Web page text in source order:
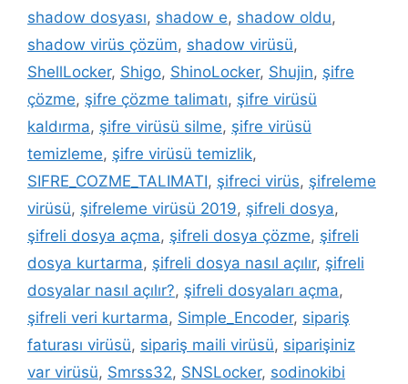
shadow dosyası, shadow e, shadow oldu,
shadow virüs çözüm, shadow virüsü,
ShellLocker, Shigo, ShinoLocker, Shujin, şifre
çözme, şifre çözme talimatı, şifre virüsü
kaldırma, şifre virüsü silme, şifre virüsü
temizleme, şifre virüsü temizlik,
SIFRE_COZME_TALIMATI, şifreci virüs, şifreleme
virüsü, şifreleme virüsü 2019, şifreli dosya,
şifreli dosya açma, şifreli dosya çözme, şifreli
dosya kurtarma, şifreli dosya nasıl açılır, şifreli
dosyalar nasıl açılır?, şifreli dosyaları açma,
şifreli veri kurtarma, Simple_Encoder, sipariş
faturası virüsü, sipariş maili virüsü, siparişiniz
var virüsü, Smrss32, SNSLocker, sodinokibi